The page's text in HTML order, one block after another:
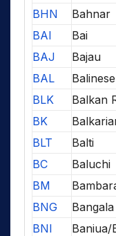
BHN
Bahnar
BAI
Bai
BAJ
Bajau
BAL
Balinese
BLK
Balkan
BK
BLT
Balti
BC
Baluchi
BM
BNG
BNI
Baniua/